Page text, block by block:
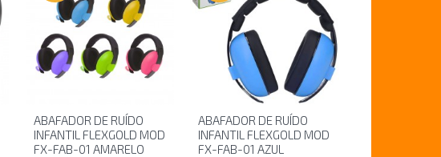
ABAFADOR DE RUÍDO
INFANTIL FLEXGOLD MOD
FX-FAB-01 AMARELO
ABAFADOR DE RUÍDO
INFANTIL FLEXGOLD MOD
FX-FAB-01 AZUL